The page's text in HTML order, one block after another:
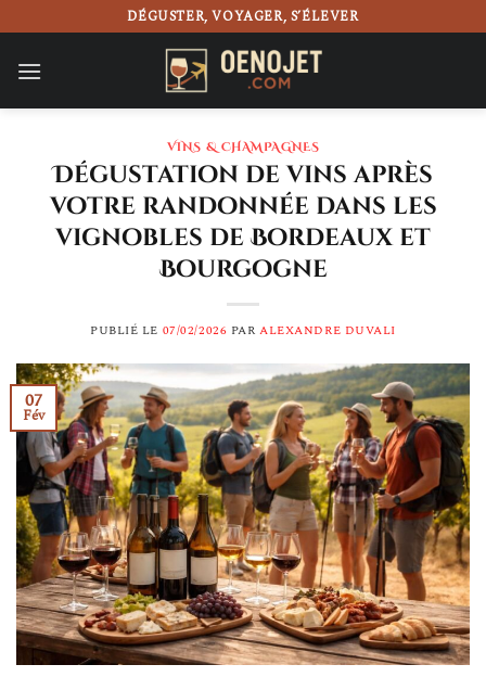
au
contenu
DÉGUSTER, VOYAGER, S’ÉLEVER
VINS & CHAMPAGNES
Dégustation de vins après
votre randonnée dans les
vignobles de Bordeaux et
Bourgogne
PUBLIÉ LE 07/02/2026 PARALEXANDRE DUVALI
07
Fév